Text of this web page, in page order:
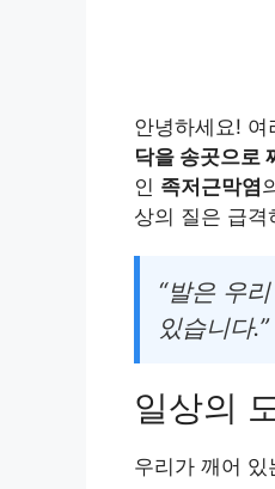
안녕하세요!
닥을 송곳으로
인 족저근막염
상의 질은 급격
“발은 우
있습니다.”
일상의
우리가 깨어 있